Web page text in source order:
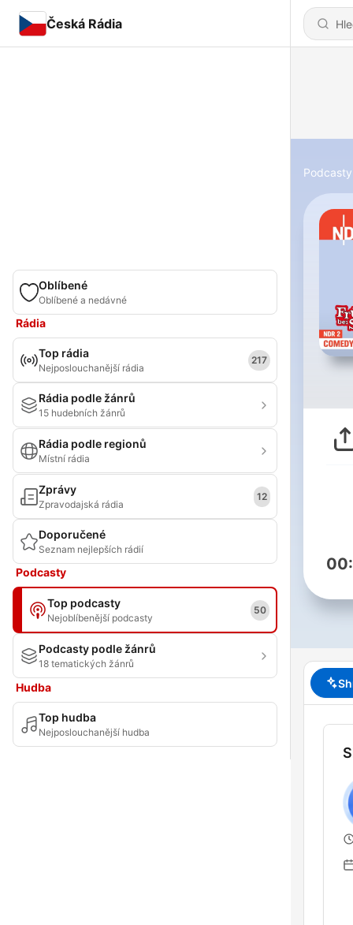
Česká Rádia
Oblíbené
Oblíbené a nedávné
Rádia
Top rádia
Nejposlouchanější rádia
217
Rádia podle žánrů
15 hudebních žánrů
Rádia podle regionů
Místní rádia
Zprávy
Zpravodajská rádia
12
Doporučené
Seznam nejlepších rádií
Podcasty
Top podcasty
Nejoblíbenější podcasty
50
Podcasty podle žánrů
18 tematických žánrů
Hudba
Top hudba
Nejposlouchanější hudba
Podcasty